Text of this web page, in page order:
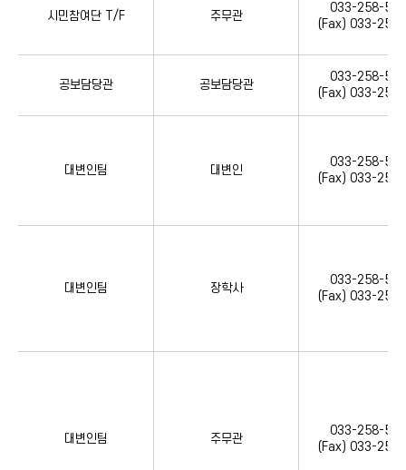
시민참여단 T/F 주무관
033-258-
(Fax) 033-
공보담당관 공보담당관
033-258-
(Fax) 033-
대변인팀 대변인
033-258-
(Fax) 033-
대변인팀 장학사
033-258-
(Fax) 033-
대변인팀 주무관
033-258-
(Fax) 033-